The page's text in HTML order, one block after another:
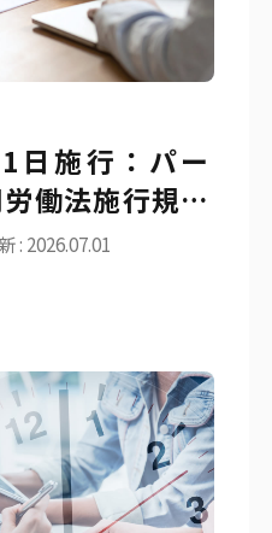
日施行：パー
働法施行規則
労働同一賃金
: 2026.07.01